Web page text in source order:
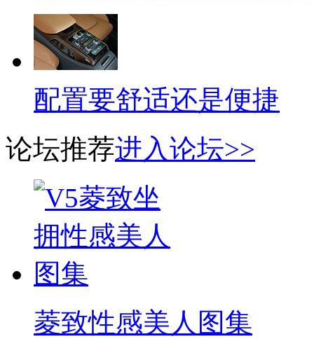
配置要舒适还是便捷
论坛推荐进入论坛>>
菱致性感美人图集